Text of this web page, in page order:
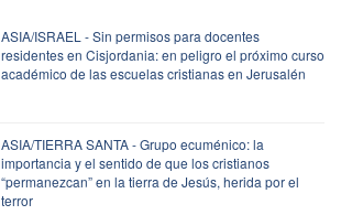
ASIA/ISRAEL - Sin permisos para docentes
residentes en Cisjordania: en peligro el próximo curso
académico de las escuelas cristianas en Jerusalén
ASIA/TIERRA SANTA - Grupo ecuménico: la
importancia y el sentido de que los cristianos
“permanezcan” en la tierra de Jesús, herida por el
terror